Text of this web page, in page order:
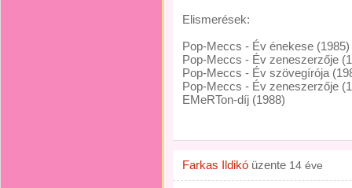
Elismerések:
Pop-Meccs - Év énekese (1985)
Pop-Meccs - Év zeneszerzője
Pop-Meccs - Év szövegírója
Pop-Meccs - Év zeneszerzője
EMeRTon-díj (1988)
Farkas Ildikó üzente 14 éve